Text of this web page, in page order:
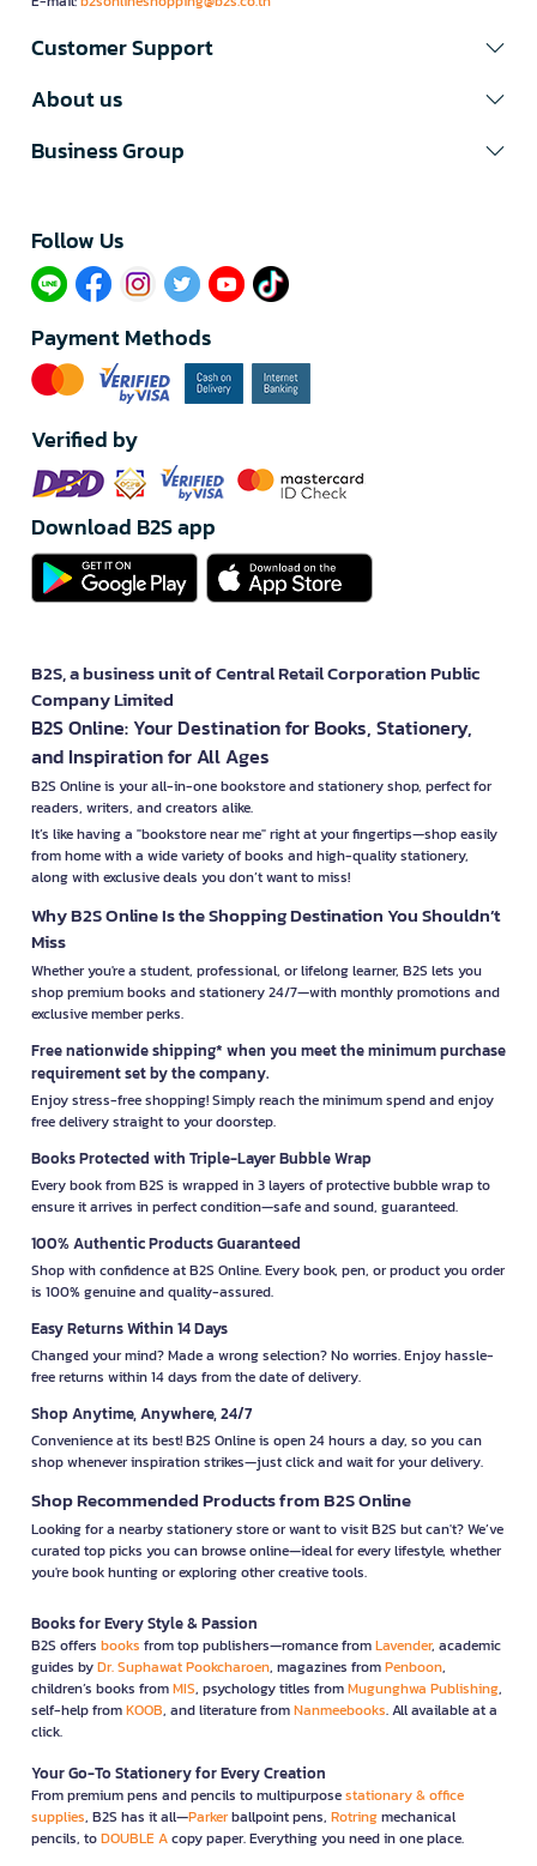
Customer Support
About us
Business Group
Follow Us​
Payment Methods
Verified by
Download B2S app
B2S, a business unit of Central Retail Corporation Public
Company Limited
B2S Online: Your Destination for Books, Stationery,
and Inspiration for All Ages
B2S Online is your all-in-one bookstore and stationery shop, perfect for
readers, writers, and creators alike.
It’s like having a "bookstore near me" right at your fingertips—shop easily
from home with a wide variety of books and high-quality stationery,
along with exclusive deals you don’t want to miss!
Why B2S Online Is the Shopping Destination You Shouldn’t
Miss
Whether you're a student, professional, or lifelong learner, B2S lets you
shop premium books and stationery 24/7—with monthly promotions and
exclusive member perks.
Free nationwide shipping* when you meet the minimum purchase
requirement set by the company.
Enjoy stress-free shopping! Simply reach the minimum spend and enjoy
free delivery straight to your doorstep.
Books Protected with Triple-Layer Bubble Wrap
Every book from B2S is wrapped in 3 layers of protective bubble wrap to
ensure it arrives in perfect condition—safe and sound, guaranteed.
100% Authentic Products Guaranteed
Shop with confidence at B2S Online. Every book, pen, or product you order
is 100% genuine and quality-assured.
Easy Returns Within 14 Days
Changed your mind? Made a wrong selection? No worries. Enjoy hassle-
free returns within 14 days from the date of delivery.
Shop Anytime, Anywhere, 24/7
Convenience at its best! B2S Online is open 24 hours a day, so you can
shop whenever inspiration strikes—just click and wait for your delivery.
Shop Recommended Products from B2S Online
Looking for a nearby stationery store or want to visit B2S but can't? We’ve
curated top picks you can browse online—ideal for every lifestyle, whether
you're book hunting or exploring other creative tools.
Books for Every Style & Passion
B2S offers books from top publishers—romance fromLavender, academic
guides byDr. Suphawat Pookcharoen, magazines fromPenboon,
children’s books fromMIS, psychology titles fromMugunghwa Publishing,
self-help fromKOOB, and literature fromNanmeebooks. All available at a
click.
Your Go-To Stationery for Every Creation
From premium pens and pencils to multipurposestationary & office
supplies, B2S has it all—Parkerballpoint pens, Rotringmechanical
pencils, toDOUBLE Acopy paper. Everything you need in one place.